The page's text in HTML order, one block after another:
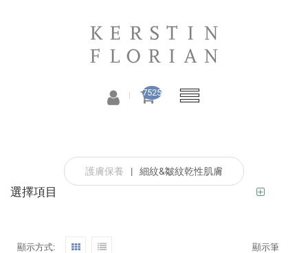
7525
護膚保養 | 細紋&皺紋乾性肌膚
選擇項目
顯示方式:
顯示筆